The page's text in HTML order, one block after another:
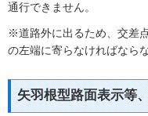
通行できません。
※道路外に出るため、交差
の左端に寄らなければなら
矢羽根型路面表示等